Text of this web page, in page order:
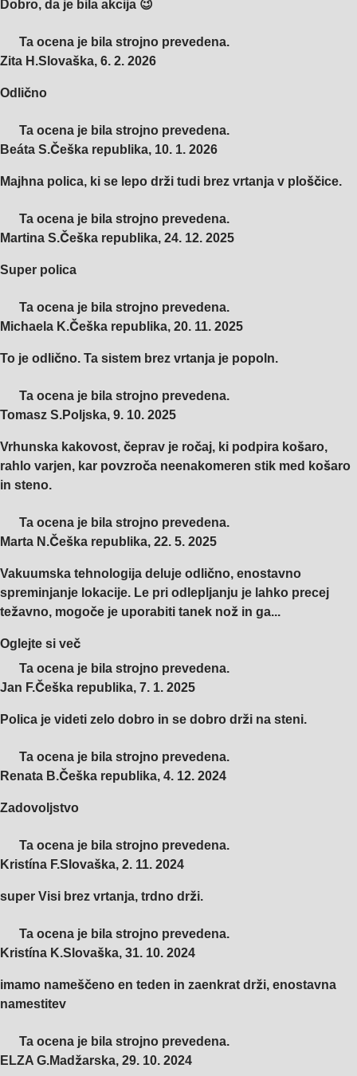
Dobro, da je bila akcija 😉
Ta ocena je bila strojno prevedena.
Zita H.Slovaška, 6. 2. 2026
Odlično
Ta ocena je bila strojno prevedena.
Beáta S.Češka republika, 10. 1. 2026
Majhna polica, ki se lepo drži tudi brez vrtanja v ploščice.
Ta ocena je bila strojno prevedena.
Martina S.Češka republika, 24. 12. 2025
Super polica
Ta ocena je bila strojno prevedena.
Michaela K.Češka republika, 20. 11. 2025
To je odlično. Ta sistem brez vrtanja je popoln.
Ta ocena je bila strojno prevedena.
Tomasz S.Poljska, 9. 10. 2025
Vrhunska kakovost, čeprav je ročaj, ki podpira košaro,
rahlo varjen, kar povzroča neenakomeren stik med košaro
in steno.
Ta ocena je bila strojno prevedena.
Marta N.Češka republika, 22. 5. 2025
Vakuumska tehnologija deluje odlično, enostavno
spreminjanje lokacije. Le pri odlepljanju je lahko precej
težavno, mogoče je uporabiti tanek nož in ga...
Oglejte si več
Ta ocena je bila strojno prevedena.
Jan F.Češka republika, 7. 1. 2025
Polica je videti zelo dobro in se dobro drži na steni.
Ta ocena je bila strojno prevedena.
Renata B.Češka republika, 4. 12. 2024
Zadovoljstvo
Ta ocena je bila strojno prevedena.
Kristína F.Slovaška, 2. 11. 2024
super Visi brez vrtanja, trdno drži.
Ta ocena je bila strojno prevedena.
Kristína K.Slovaška, 31. 10. 2024
imamo nameščeno en teden in zaenkrat drži, enostavna
namestitev
Ta ocena je bila strojno prevedena.
ELZA G.Madžarska, 29. 10. 2024